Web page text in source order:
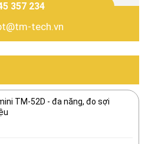
357 234
tech.vn
TM-52D - đa năng, đo sợi